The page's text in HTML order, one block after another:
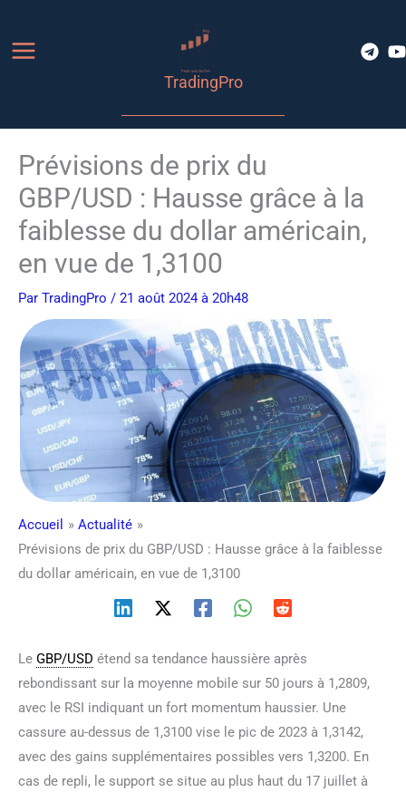
contenu
TradingPro
Prévisions de prix du
GBP/USD : Hausse grâce à la
faiblesse du dollar américain,
en vue de 1,3100
Par TradingPro / 21 août 2024 à 20h48
Accueil
Actualité
Prévisions de prix du GBP/USD : Hausse grâce à la faiblesse
du dollar américain, en vue de 1,3100
Le GBP/USD étend sa tendance haussière après
rebondissant sur la moyenne mobile sur 50 jours à 1,2809,
avec le RSI indiquant un fort momentum haussier. Une
cassure au-dessus de 1,3100 vise le pic de 2023 à 1,3142,
avec des gains supplémentaires possibles vers 1,3200. En
cas de repli, le support se situe au plus haut du 17 juillet à